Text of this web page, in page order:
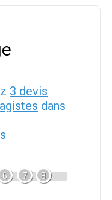
3 devis
dans
6 7 8